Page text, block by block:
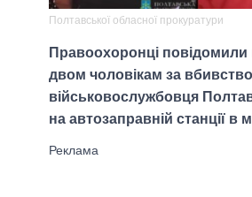
Полтавської обласної прокуратури
Правоохоронці повідомили
двом чоловікам за вбивство
військовослужбовця
на автозаправній станції в